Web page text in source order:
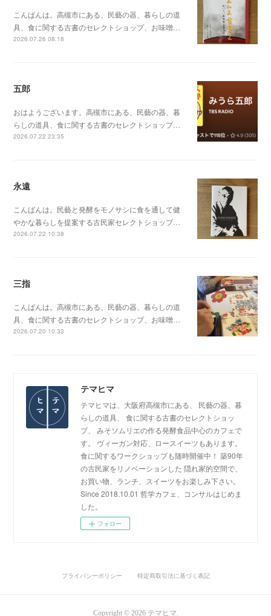
こんばんは。高槻市にある、民藝の器、暮らしの道
具、食に関する古書のセレクトショップ、お味噌…
2026.07.26 08:18
五郎
おはようございます。高槻市にある、民藝の器、暮
らしの道具、食に関する古書のセレクトショップ…
2026.07.22 23:35
永遠
こんばんは。民藝と発酵をモノサシに食を通して健
やかな暮らしを提案する古民家セレクトショップ…
2026.07.22 10:38
三指
こんばんは。高槻市にある、民藝の器、暮らしの道
具、食に関する古書のセレクトショップ、お味噌…
2026.07.20 10:33
テマヒマ
テマヒマは、大阪府高槻市にある、 民藝の器、暮
らしの道具、 食に関する古書のセレクトショッ
プ、 みそソムリエの作る発酵食品中心のカフェで
す。 ヴィーガン対応、ロースイーツもあります。
食に関するワークショップも随時開催中！ 築90年
の古民家をリノベーションした 隠れ家的空間で、
お買い物、ランチ、スイーツをお楽しみ下さい。
Since 2018.10.01 哲学カフェ、コンサルはじめま
した。
フォロー
プライバシーポリシー 特定商取引法に基づく表記
Copyright © 2026 テマヒマ.